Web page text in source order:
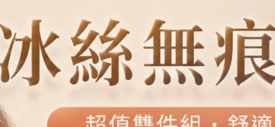
2件洋裝推薦：微胖、肉肉女
這樣穿超顯瘦！
2026-05-18
台中服飾店女
台中必買
台中服飾品牌顧問